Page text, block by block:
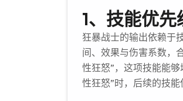
1、技能优
狂暴战士的输出依赖于
间、效果与伤害系数，
性狂怒”，这项技能能
性狂怒”时，后续的技